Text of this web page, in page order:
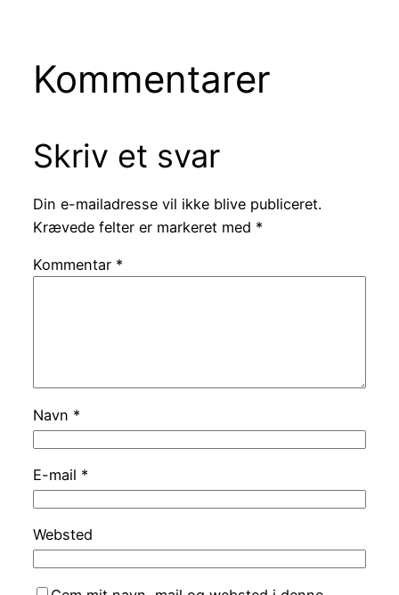
Kommentarer
Skriv et svar
Din e-mailadresse vil ikke blive publiceret.
Krævede felter er markeret med *
Kommentar *
Navn *
E-mail *
Websted